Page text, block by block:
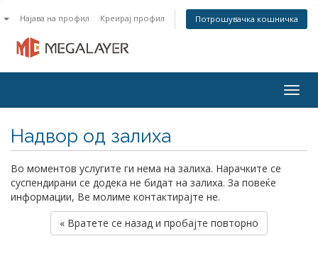
Најава на профил Креирај профил Потрошувачка кошничка
Надвор од залиха
Во моментов услугите ги нема на залиха. Нарачките се
суспендирани се додека не бидат на залиха. За повеќе
информации, Ве молиме контактирајте не.
« Вратете се назад и пробајте повторно